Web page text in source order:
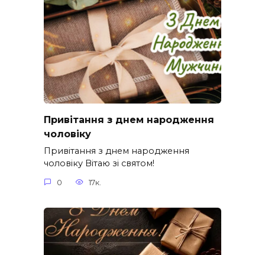
Привітання з днем народження
чоловіку
Привітання з днем народження
чоловіку Вітаю зі святом!
0 17к.